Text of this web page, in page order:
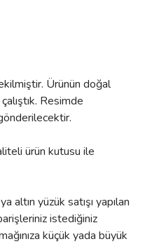
Ürünün doğal
Resimde
ürün kutusu ile
altın yüzük satışı yapılan
istediğiniz
küçük yada büyük